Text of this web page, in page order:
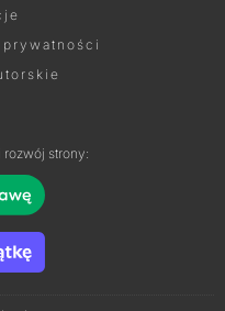
rozwój strony: